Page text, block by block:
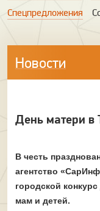
Спецпредложения
Новости
День матери
В честь
агентство
городской
мам и детей.